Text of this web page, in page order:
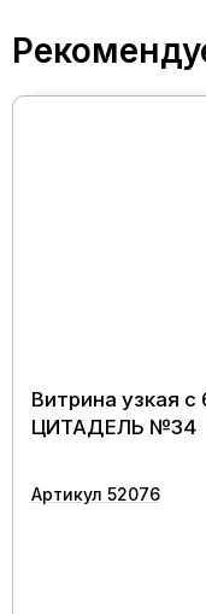
Витрина узкая
ЦИТАДЕЛЬ №34
Артикул 52076